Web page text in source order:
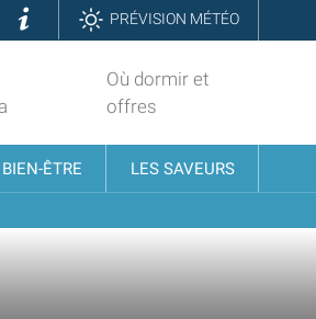
InformazioniPRÉVISION MÉTÉO
Où dormir et
offres
ÊTRE LES SAVEURS